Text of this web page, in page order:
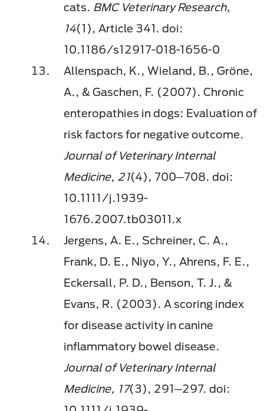
cats. BMC Veterinary Research,
14(1), Article 341. doi:
10.1186/s12917-018-1656-0
Allenspach, K., Wieland, B., Gröne,
A., & Gaschen, F. (2007). Chronic
enteropathies in dogs: Evaluation of
risk factors for negative outcome.
Journal of Veterinary Internal
Medicine, 21(4), 700─708. doi:
10.1111/j.1939-
1676.2007.tb03011.x
Jergens, A. E., Schreiner, C. A.,
Frank, D. E., Niyo, Y., Ahrens, F. E.,
Eckersall, P. D., Benson, T. J., &
Evans, R. (2003). A scoring index
for disease activity in canine
inflammatory bowel disease.
Journal of Veterinary Internal
Medicine, 17(3), 291─297. doi: